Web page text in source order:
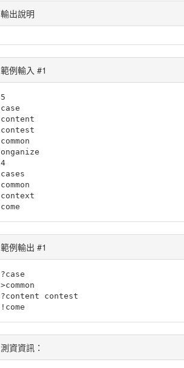
輸出說明
範例輸入 #1
5
case
content
contest
common
onganize
4
cases
common
context
come
範例輸出 #1
?case
>common
?content contest
!come
測資資訊：